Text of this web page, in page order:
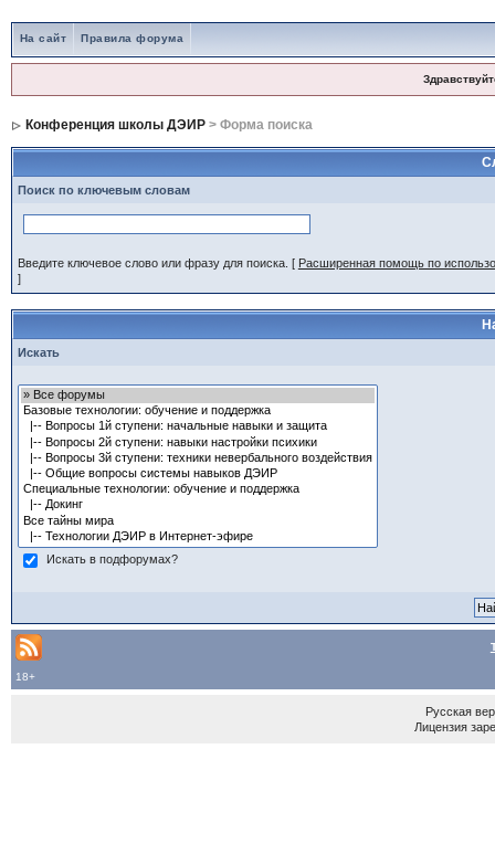
На сайт Правила форума
Конференция школы ДЭИР> Форма поиска
Поиск по ключевым словам
Введите ключевое слово или фразу для поиска. [ Расширенная помощь по
]
Искать
Искать в подфорумах?
18+
Русская
Лицензия